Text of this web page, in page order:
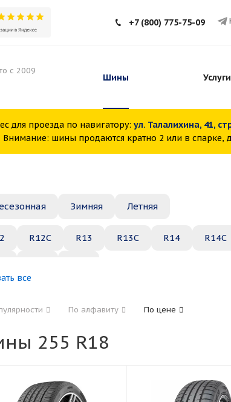
+7 (800) 775-75-09
с 2009
Шины Услуги
для проезда по навигатору: ул. Талалихина, 41,
Внимание: шины продаются кратно 2 или в спарке,
Зимняя Летняя
R12C R13 R13C R14 R14C
35 40 45
все
По алфавиту По цене
255 R18